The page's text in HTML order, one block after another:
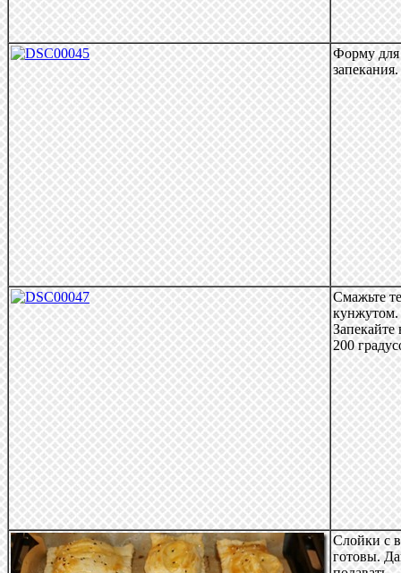
Форму для
Смажьте
кунжутом.
Запекайте
200
Слойки с
готовы.